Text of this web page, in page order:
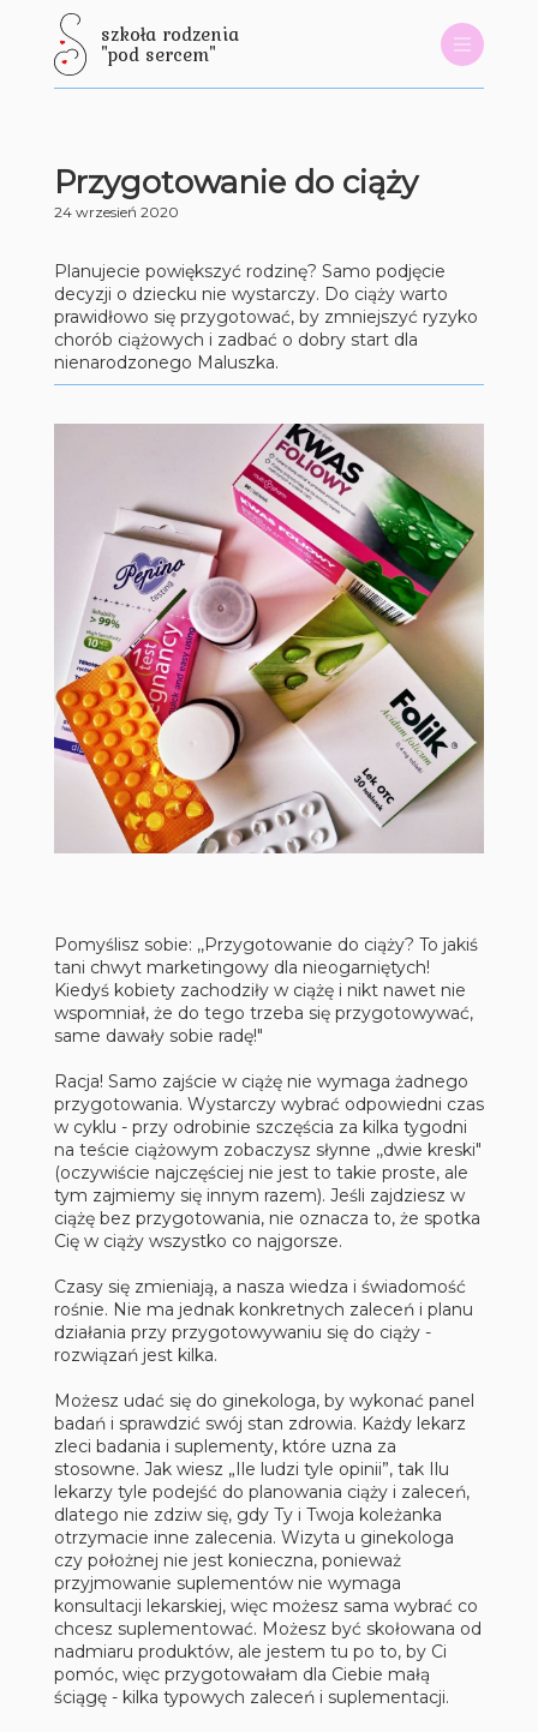
szkoła rodzenia
"pod sercem"
Przygotowanie do ciąży
24 wrzesień 2020
Planujecie powiększyć rodzinę? Samo podjęcie
decyzji o dziecku nie wystarczy. Do ciąży warto
prawidłowo się przygotować, by zmniejszyć ryzyko
chorób ciążowych i zadbać o dobry start dla
nienarodzonego Maluszka.
Pomyślisz sobie: ,,Przygotowanie do ciąży? To jakiś
tani chwyt marketingowy dla nieogarniętych!
Kiedyś kobiety zachodziły w ciążę i nikt nawet nie
wspomniał, że do tego trzeba się przygotowywać,
same dawały sobie radę!"
Racja! Samo zajście w ciążę nie wymaga żadnego
przygotowania. Wystarczy wybrać odpowiedni czas
w cyklu - przy odrobinie szczęścia za kilka tygodni
na teście ciążowym zobaczysz słynne ,,dwie kreski"
(oczywiście najczęściej nie jest to takie proste, ale
tym zajmiemy się innym razem). Jeśli zajdziesz w
ciążę bez przygotowania, nie oznacza to, że spotka
Cię w ciąży wszystko co najgorsze.
Czasy się zmieniają, a nasza wiedza i świadomość
rośnie. Nie ma jednak konkretnych zaleceń i planu
działania przy przygotowywaniu się do ciąży -
rozwiązań jest kilka.
Możesz udać się do ginekologa, by wykonać panel
badań i sprawdzić swój stan zdrowia. Każdy lekarz
zleci badania i suplementy, które uzna za
stosowne. Jak wiesz „Ile ludzi tyle opinii”, tak Ilu
lekarzy tyle podejść do planowania ciąży i zaleceń,
dlatego nie zdziw się, gdy Ty i Twoja koleżanka
otrzymacie inne zalecenia. Wizyta u ginekologa
czy położnej nie jest konieczna, ponieważ
przyjmowanie suplementów nie wymaga
konsultacji lekarskiej, więc możesz sama wybrać co
chcesz suplementować. Możesz być skołowana od
nadmiaru produktów, ale jestem tu po to, by Ci
pomóc, więc przygotowałam dla Ciebie małą
ściągę - kilka typowych zaleceń i suplementacji.